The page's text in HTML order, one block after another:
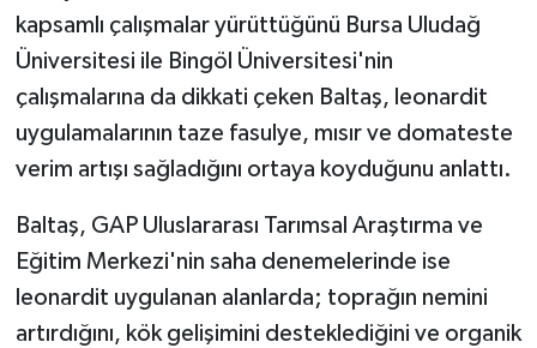
kapsamlı çalışmalar yürüttüğünü Bursa Uludağ
Üniversitesi ile Bingöl Üniversitesi'nin
çalışmalarına da dikkati çeken Baltaş, leonardit
uygulamalarının taze fasulye, mısır ve domateste
verim artışı sağladığını ortaya koyduğunu anlattı.
Baltaş, GAP Uluslararası Tarımsal Araştırma ve
Eğitim Merkezi'nin saha denemelerinde ise
leonardit uygulanan alanlarda; toprağın nemini
artırdığını, kök gelişimini desteklediğini ve organik